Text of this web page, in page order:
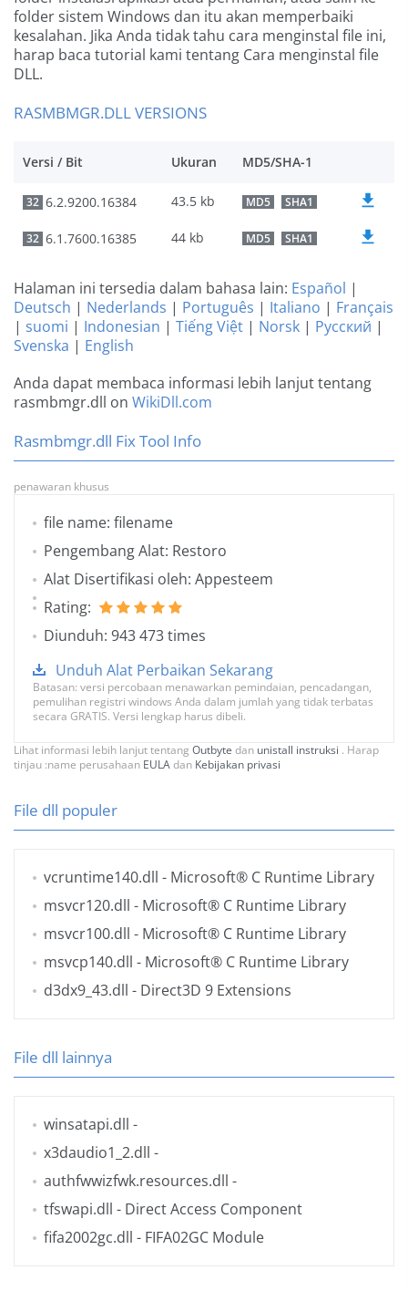
folder sistem Windows dan itu akan memperbaiki
kesalahan. Jika Anda tidak tahu cara menginstal file ini,
harap baca tutorial kami tentang Cara menginstal file
DLL.
RASMBMGR.DLL VERSIONS
Versi / Bit Ukuran MD5/SHA-1
32 6.2.9200.16384 43.5 kb MD5 SHA1
32 6.1.7600.16385 44 kb MD5 SHA1
Halaman ini tersedia dalam bahasa lain: Español |
Deutsch | Nederlands | Português | Italiano | Français
| suomi | Indonesian | Tiếng Việt | Norsk | Русский |
Svenska | English
Anda dapat membaca informasi lebih lanjut tentang
rasmbmgr.dll on WikiDll.com
Rasmbmgr.dll Fix Tool Info
penawaran khusus
file name: filename
Pengembang Alat: Restoro
Alat Disertifikasi oleh: Appesteem
Rating:
Diunduh: 943 473 times
Unduh Alat Perbaikan Sekarang
Batasan: versi percobaan menawarkan pemindaian, pencadangan,
pemulihan registri windows Anda dalam jumlah yang tidak terbatas
secara GRATIS. Versi lengkap harus dibeli.
Lihat informasi lebih lanjut tentang Outbyte dan unistall instruksi . Harap
tinjau :name perusahaan EULAdan Kebijakan privasi
File dll populer
vcruntime140.dll - Microsoft® C Runtime Library
msvcr120.dll - Microsoft® C Runtime Library
msvcr100.dll - Microsoft® C Runtime Library
msvcp140.dll - Microsoft® C Runtime Library
d3dx9_43.dll - Direct3D 9 Extensions
File dll lainnya
winsatapi.dll -
x3daudio1_2.dll -
authfwwizfwk.resources.dll -
tfswapi.dll - Direct Access Component
fifa2002gc.dll - FIFA02GC Module